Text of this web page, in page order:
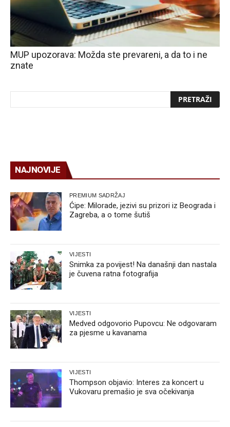
MUP upozorava: Možda ste prevareni, a da to i ne
znate
NAJNOVIJE
PREMIUM SADRŽAJ
Ćipe: Milorade, jezivi su prizori iz Beograda i
Zagreba, a o tome šutiš
VIJESTI
Snimka za povijest! Na današnji dan nastala
je čuvena ratna fotografija
VIJESTI
Medved odgovorio Pupovcu: Ne odgovaram
za pjesme u kavanama
VIJESTI
Thompson objavio: Interes za koncert u
Vukovaru premašio je sva očekivanja